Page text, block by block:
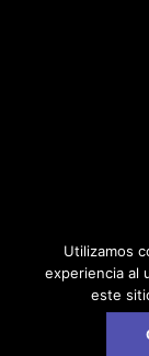
Copyright
Utilizamos
experiencia al
este